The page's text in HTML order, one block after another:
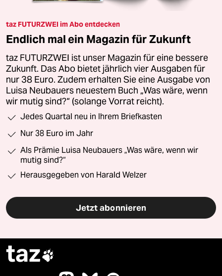
taz FUTURZWEI im Abo entdecken
Endlich mal ein Magazin für Zukunft
taz FUTURZWEI ist unser Magazin für eine bessere
Zukunft. Das Abo bietet jährlich vier Ausgaben für
nur 38 Euro. Zudem erhalten Sie eine Ausgabe von
Luisa Neubauers neuestem Buch „Was wäre, wenn
wir mutig sind?“ (solange Vorrat reicht).
Jedes Quartal neu in Ihrem Briefkasten
Nur 38 Euro im Jahr
Als Prämie Luisa Neubauers „Was wäre, wenn wir
mutig sind?“
Herausgegeben von Harald Welzer
Jetzt abonnieren
taz